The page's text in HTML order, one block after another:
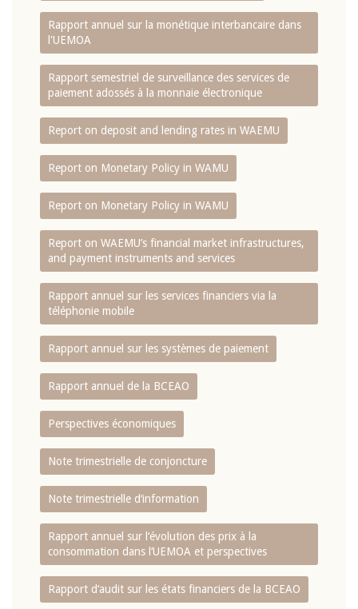
Rapport annuel sur la monétique interbancaire dans
l'UEMOA
Rapport semestriel de surveillance des services de
paiement adossés à la monnaie électronique
Report on deposit and lending rates in WAEMU
Report on Monetary Policy in WAMU
Report on Monetary Policy in WAMU
Report on WAEMU’s financial market infrastructures,
and payment instruments and services
Rapport annuel sur les services financiers via la
téléphonie mobile
Rapport annuel sur les systèmes de paiement
Rapport annuel de la BCEAO
Perspectives économiques
Note trimestrielle de conjoncture
Note trimestrielle d‘information
Rapport annuel sur l‘évolution des prix à la
consommation dans l‘UEMOA et perspectives
Rapport d‘audit sur les états financiers de la BCEAO